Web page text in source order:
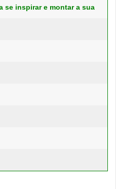
se inspirar e montar a sua